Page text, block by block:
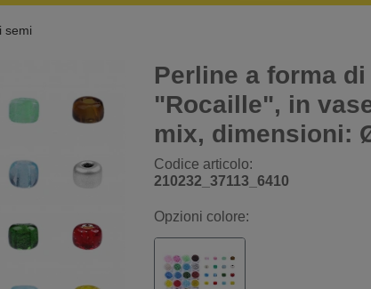
semi
Perline a forma
"Rocaille", in
mix, dimensioni:
Codice articolo:
210232_37113_6410
Opzioni colore: